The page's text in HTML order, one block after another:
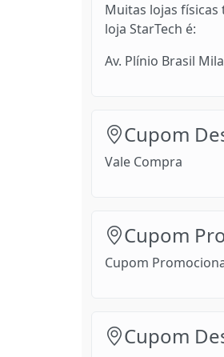
Muitas lojas
loja StarTech é:
Av. Plínio Brasil
Cupom
Vale Compra
Cupom
Cupom
Cupom